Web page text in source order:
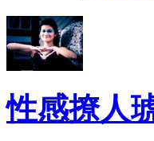
性感撩人